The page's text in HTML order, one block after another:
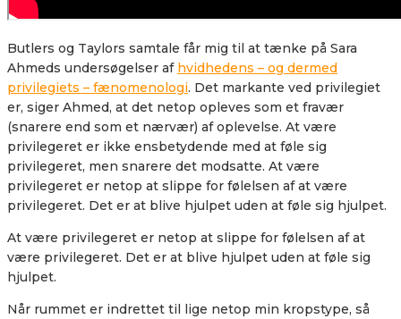
Butlers og Taylors samtale får mig til at tænke på Sara
Ahmeds undersøgelser af hvidhedens – og dermed
privilegiets – fænomenologi. Det markante ved privilegiet
er, siger Ahmed, at det netop opleves som et fravær
(snarere end som et nærvær) af oplevelse. At være
privilegeret er ikke ensbetydende med at føle sig
privilegeret, men snarere det modsatte. At være
privilegeret er netop at slippe for følelsen af at være
privilegeret. Det er at blive hjulpet uden at føle sig hjulpet.
At være privilegeret er netop at slippe for følelsen af at
være privilegeret. Det er at blive hjulpet uden at føle sig
hjulpet.
Når rummet er indrettet til lige netop min kropstype, så